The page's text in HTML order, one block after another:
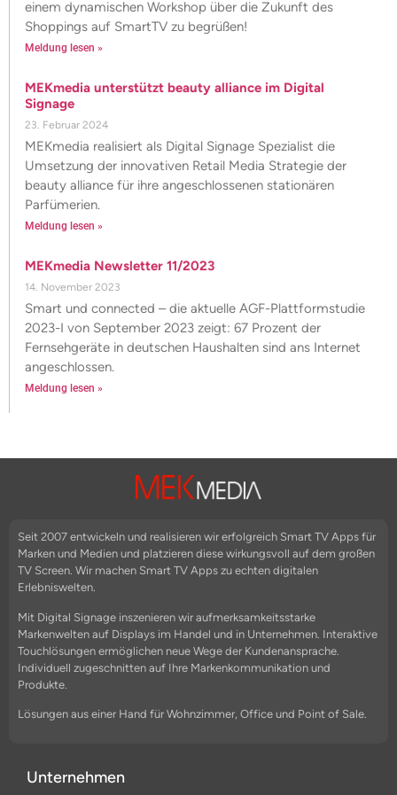
einem dynamischen Workshop über die Zukunft des
Shoppings auf SmartTV zu begrüßen!
Meldung lesen »
MEKmedia unterstützt beauty alliance im Digital
Signage
23. Februar 2024
MEKmedia realisiert als Digital Signage Spezialist die
Umsetzung der innovativen Retail Media Strategie der
beauty alliance für ihre angeschlossenen stationären
Parfümerien.
Meldung lesen »
MEKmedia Newsletter 11/2023
14. November 2023
Smart und connected – die aktuelle AGF-Plattformstudie
2023-I von September 2023 zeigt: 67 Prozent der
Fernsehgeräte in deutschen Haushalten sind ans Internet
angeschlossen.
Meldung lesen »
Seit 2007 entwickeln und realisieren wir erfolgreich Smart TV Apps für
Marken und Medien und platzieren diese wirkungsvoll auf dem großen
TV Screen. Wir machen Smart TV Apps zu echten digitalen
Erlebniswelten.
Mit Digital Signage inszenieren wir aufmerksamkeitsstarke
Markenwelten auf Displays im Handel und in Unternehmen. Interaktive
Touchlösungen ermöglichen neue Wege der Kundenansprache.
Individuell zugeschnitten auf Ihre Markenkommunikation und
Produkte.
Lösungen aus einer Hand für Wohnzimmer, Office und Point of Sale.
Unternehmen